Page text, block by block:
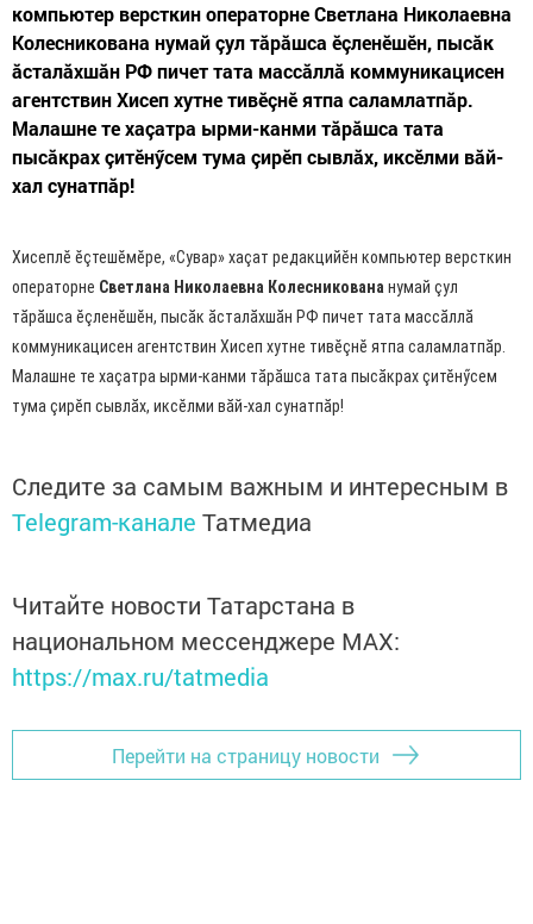
компьютер версткин операторне Светлана Николаевна
Колесникована нумай çул тăрăшса ӗçленӗшӗн, пысăк
ăсталăхшăн РФ пичет тата массăллă коммуникацисен
агентствин Хисеп хутне тивӗçнӗ ятпа саламлатпăр.
Малашне те хаçатра ырми-канми тăрăшса тата
пысăкрах çитӗнӳсем тума çирӗп сывлăх, иксӗлми вăй-
хал сунатпăр!
Хисеплӗ ӗçтешӗмӗре, «Сувар» хаçат редакцийӗн компьютер версткин
операторне Светлана Николаевна Колесниковананумай çул
тăрăшса ӗçленӗшӗн, пысăк ăсталăхшăн РФ пичет тата массăллă
коммуникацисен агентствин Хисеп хутне тивӗçнӗ ятпа саламлатпăр.
Малашне те хаçатра ырми-канми тăрăшса тата пысăкрах çитӗнӳсем
тума çирӗп сывлăх, иксӗлми вăй-хал сунатпăр!
Следите за самым важным и интересным в
Telegram-канале Татмедиа
Читайте новости Татарстана в
национальном мессенджере MАХ:
https://max.ru/tatmedia
Перейти на страницу новости